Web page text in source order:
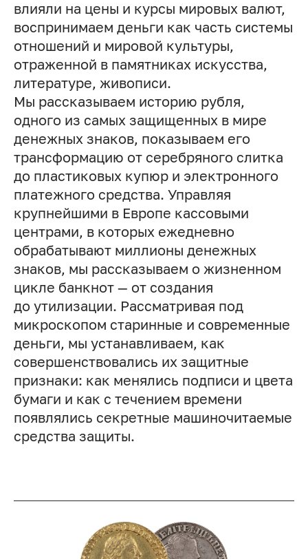
влияли на цены и курсы мировых валют,
воспринимаем деньги как часть системы
отношений и мировой культуры,
отраженной в памятниках искусства,
литературе, живописи.
Мы рассказываем историю рубля,
одного из самых защищенных в мире
денежных знаков, показываем его
трансформацию от серебряного слитка
до пластиковых купюр и электронного
платежного средства. Управляя
крупнейшими в Европе кассовыми
центрами, в которых ежедневно
обрабатывают миллионы денежных
знаков, мы рассказываем о жизненном
цикле банкнот — от создания
до утилизации. Рассматривая под
микроскопом старинные и современные
деньги, мы устанавливаем, как
совершенствовались их защитные
признаки: как менялись подписи и цвета
бумаги и как с течением времени
появлялись секретные машиночитаемые
средства защиты.